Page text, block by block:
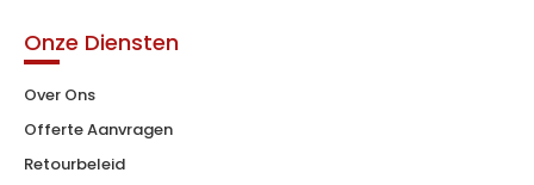
Onze Diensten
Over Ons
Offerte Aanvragen
Retourbeleid